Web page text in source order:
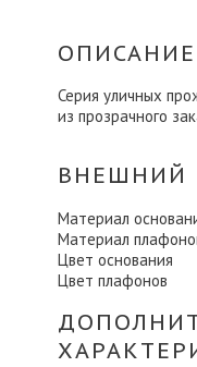
Серия уличных
из прозрачного
ВНЕШНИЙ
Материал
Материал
Цвет основания
Цвет плафонов